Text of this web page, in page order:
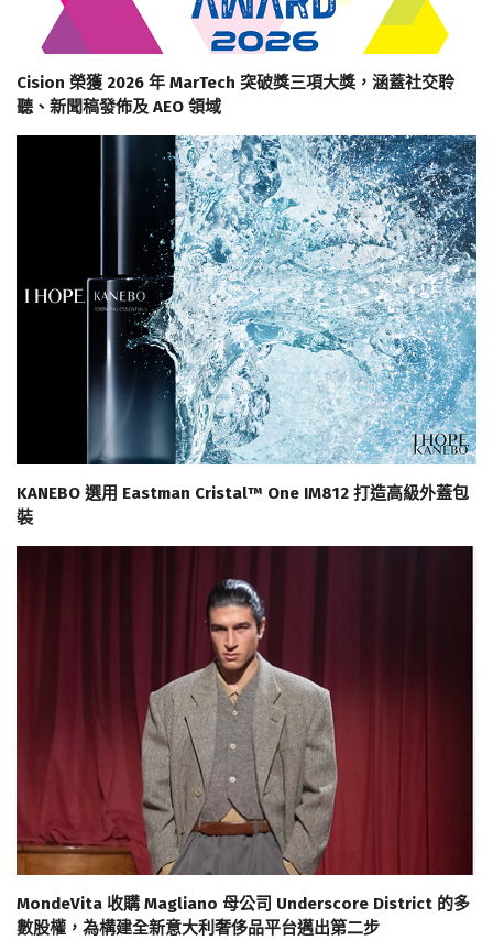
Cision 榮獲 2026 年 MarTech 突破獎三項大獎，涵蓋社交聆
聽、新聞稿發佈及 AEO 領域
KANEBO 選用 Eastman Cristal™ One IM812 打造高級外蓋包
裝
MondeVita 收購 Magliano 母公司 Underscore District 的多
數股權，為構建全新意大利奢侈品平台邁出第二步